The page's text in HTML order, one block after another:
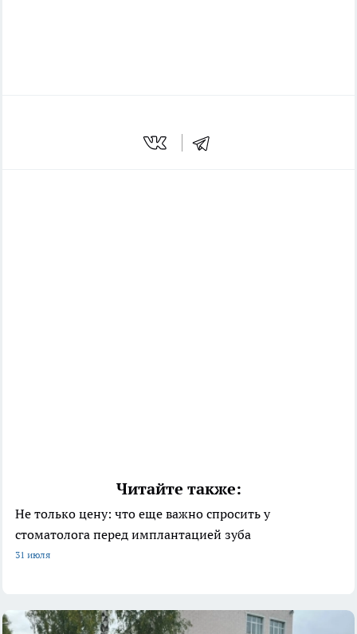
Читайте также:
Не только цену: что еще важно спросить у
стоматолога перед имплантацией зуба
31 июля